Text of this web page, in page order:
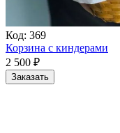
Код: 369
Корзина с киндерами
2 500 ₽
Заказать